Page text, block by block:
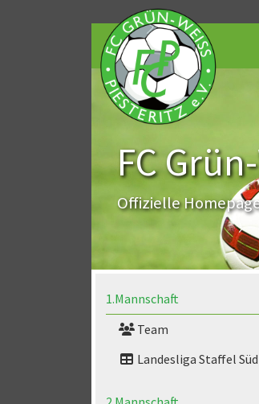
FC
Offizielle
1.Mannschaft
Team
Landesliga Staffel Süd